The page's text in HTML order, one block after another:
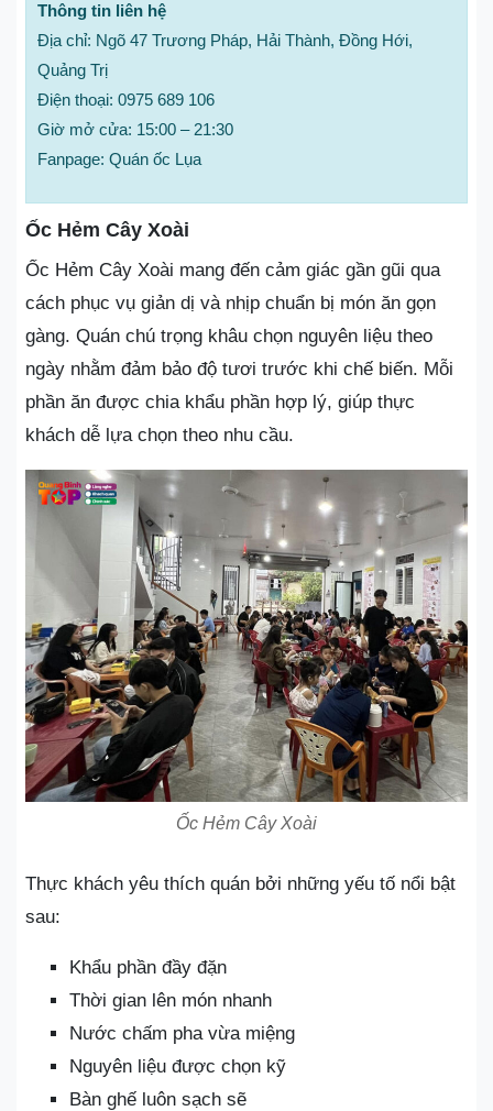
Thông tin liên hệ
Địa chỉ: Ngõ 47 Trương Pháp, Hải Thành, Đồng Hới,
Quảng Trị
Điện thoại: 0975 689 106
Giờ mở cửa: 15:00 – 21:30
Fanpage: Quán ốc Lụa
Ốc Hẻm Cây Xoài
Ốc Hẻm Cây Xoài mang đến cảm giác gần gũi qua
cách phục vụ giản dị và nhịp chuẩn bị món ăn gọn
gàng. Quán chú trọng khâu chọn nguyên liệu theo
ngày nhằm đảm bảo độ tươi trước khi chế biến. Mỗi
phần ăn được chia khẩu phần hợp lý, giúp thực
khách dễ lựa chọn theo nhu cầu.
Ốc Hẻm Cây Xoài
Thực khách yêu thích quán bởi những yếu tố nổi bật
sau:
Khẩu phần đầy đặn
Thời gian lên món nhanh
Nước chấm pha vừa miệng
Nguyên liệu được chọn kỹ
Bàn ghế luôn sạch sẽ